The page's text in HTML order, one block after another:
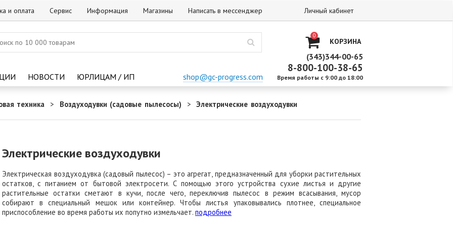
и оплата Сервис Информация Магазины Написать в мессенджер Личный кабинет
0
КОРЗИНА
НОВОСТИ ЮРЛИЦАМ / ИП shop@gc-progress.com
(343)344-00-65
8-800-100-38-65
Время работы с 9:00 до 18:00
техника Воздуходувки (садовые пылесосы) Электрические воздуходувки
Электрические воздуходувки
Электрическая воздуходувка (садовый пылесос) – это агрегат, предназначенный для уборки растительных
остатков, с питанием от бытовой электросети. С помощью этого устройства сухие листья и другие
растительные остатки сметают в кучи, после чего, переключив пылесос в режим всасывания, мусор
собирают в специальный мешок или контейнер. Чтобы листья упаковывались плотнее, специальное
приспособление во время работы их попутно измельчает. подробнее